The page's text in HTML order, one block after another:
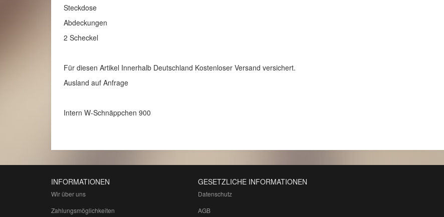
Steckdose
Abdeckungen
2 Scheckel
Für diesen Artikel Innerhalb Deutschland Kostenloser Versand versichert.
Ausland auf Anfrage
Intern W-Schnäppchen 900
INFORMATIONEN
Wir über uns
Zahlungsmöglichkeiten
GESETZLICHE INFORMATIONEN
Datenschutz
AGB